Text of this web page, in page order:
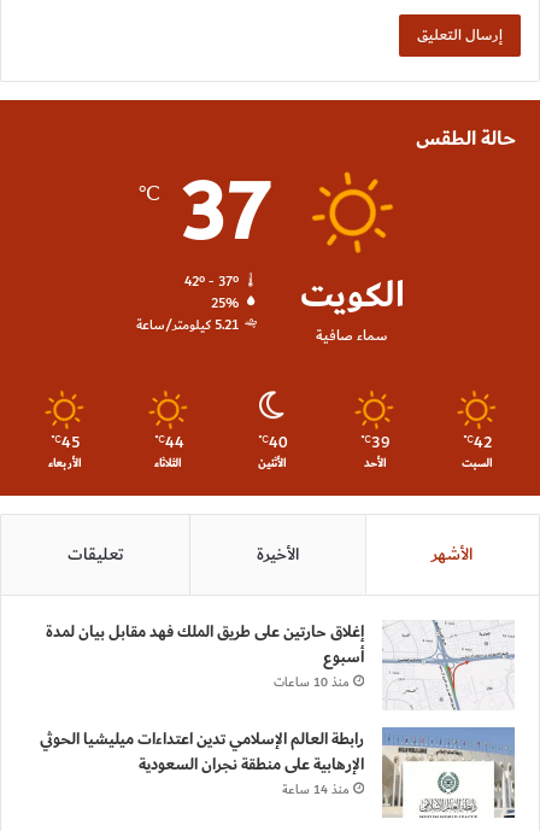
حالة الطقس
الكويت
سماء صافية
37
℃
42º - 37º
25%
5.21 كيلومتر/ساعة
42
℃
السبت
39
℃
الأحد
40
℃
الأثنين
44
℃
الثلاثاء
45
℃
الأربعاء
الأشهر الأخيرة تعليقات
إغلاق حارتين على طريق الملك فهد مقابل بيان لمدة
أسبوع
منذ 10 ساعات
رابطة العالم الإسلامي تدين اعتداءات ميليشيا الحوثي
الإرهابية على منطقة نجران السعودية
منذ 14 ساعة